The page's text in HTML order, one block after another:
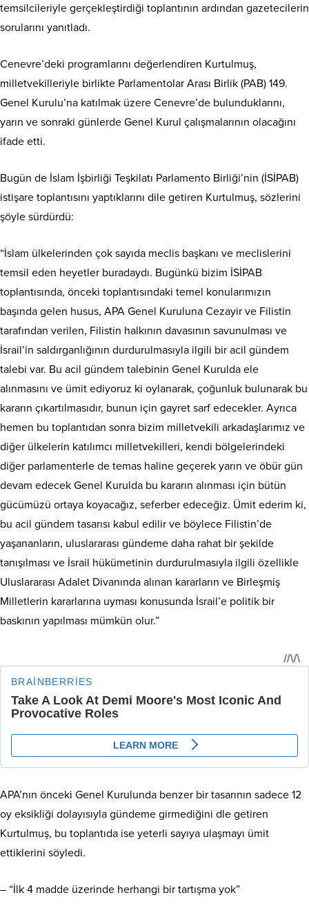
temsilcileriyle gerçekleştirdiği toplantının ardından gazetecilerin
sorularını yanıtladı.
Cenevre’deki programlarını değerlendiren Kurtulmuş,
milletvekilleriyle birlikte Parlamentolar Arası Birlik (PAB) 149.
Genel Kurulu’na katılmak üzere Cenevre’de bulunduklarını,
yarın ve sonraki günlerde Genel Kurul çalışmalarının olacağını
ifade etti.
Bugün de İslam İşbirliği Teşkilatı Parlamento Birliği’nin (İSİPAB)
istişare toplantısını yaptıklarını dile getiren Kurtulmuş, sözlerini
şöyle sürdürdü:
“İslam ülkelerinden çok sayıda meclis başkanı ve meclislerini
temsil eden heyetler buradaydı. Bugünkü bizim İSİPAB
toplantısında, önceki toplantısındaki temel konularımızın
başında gelen husus, APA Genel Kuruluna Cezayir ve Filistin
tarafından verilen, Filistin halkının davasının savunulması ve
İsrail’in saldırganlığının durdurulmasıyla ilgili bir acil gündem
talebi var. Bu acil gündem talebinin Genel Kurulda ele
alınmasını ve ümit ediyoruz ki oylanarak, çoğunluk bulunarak bu
kararın çıkartılmasıdır, bunun için gayret sarf edecekler. Ayrıca
hemen bu toplantıdan sonra bizim milletvekili arkadaşlarımız ve
diğer ülkelerin katılımcı milletvekilleri, kendi bölgelerindeki
diğer parlamenterle de temas haline geçerek yarın ve öbür gün
devam edecek Genel Kurulda bu kararın alınması için bütün
gücümüzü ortaya koyacağız, seferber edeceğiz. Ümit ederim ki,
bu acil gündem tasarısı kabul edilir ve böylece Filistin’de
yaşananların, uluslararası gündeme daha rahat bir şekilde
tanışılması ve İsrail hükümetinin durdurulmasıyla ilgili özellikle
Uluslararası Adalet Divanında alınan kararların ve Birleşmiş
Milletlerin kararlarına uyması konusunda İsrail’e politik bir
baskının yapılması mümkün olur.”
APA’nın önceki Genel Kurulunda benzer bir tasarının sadece 12
oy eksikliği dolayısıyla gündeme girmediğini dle getiren
Kurtulmuş, bu toplantıda ise yeterli sayıya ulaşmayı ümit
ettiklerini söyledi.
– “İlk 4 madde üzerinde herhangi bir tartışma yok”